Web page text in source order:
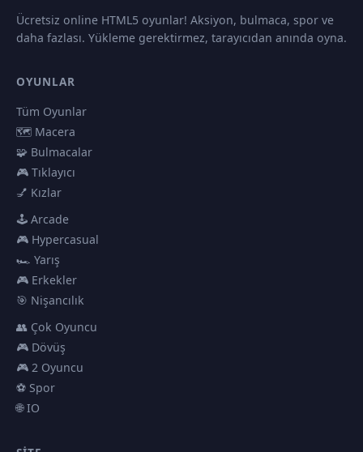
Ücretsiz online HTML5 oyunlar! Aksiyon, bulmaca, spor ve
daha fazlası. Yükleme gerektirmez, tarayıcıdan anında oyna.
OYUNLAR
Tüm Oyunlar
🗺️ Macera
🧩 Bulmacalar
🎮 Tıklayıcı
💅 Kızlar
🕹️ Arcade
🎮 Hypercasual
🏎️ Yarış
🎮 Erkekler
🎯 Nişancılık
👥 Çok Oyuncu
🎮 Dövüş
🎮 2 Oyuncu
⚽ Spor
🌐 IO